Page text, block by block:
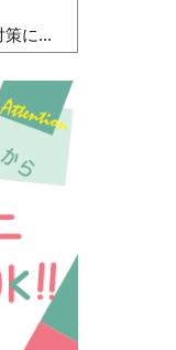
策に...